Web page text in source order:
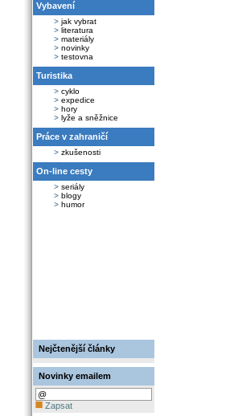
Vybavení
> jak vybrat
> literatura
> materiály
> novinky
> testovna
Turistika
> cyklo
> expedice
> hory
> lyže a sněžnice
Práce v zahraničí
> zkušenosti
On-line cesty
> seriály
> blogy
> humor
Nejčtenější články
Novinky emailem
Zapsat